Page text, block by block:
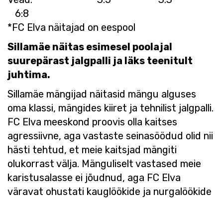
6:8
*FC Elva näitajad on eespool
Sillamäe näitas esimesel poolajal
suurepärast jalgpalli ja läks teenitult
juhtima.
Sillamäe mängijad näitasid mängu alguses
oma klassi, mängides kiiret ja tehnilist jalgpalli.
FC Elva meeskond proovis olla kaitses
agressiivne, aga vastaste seinasöödud olid nii
hästi tehtud, et meie kaitsjad mängiti
olukorrast välja. Mänguliselt vastased meie
karistusalasse ei jõudnud, aga FC Elva
väravat ohustati kauglöökide ja nurgalöökide